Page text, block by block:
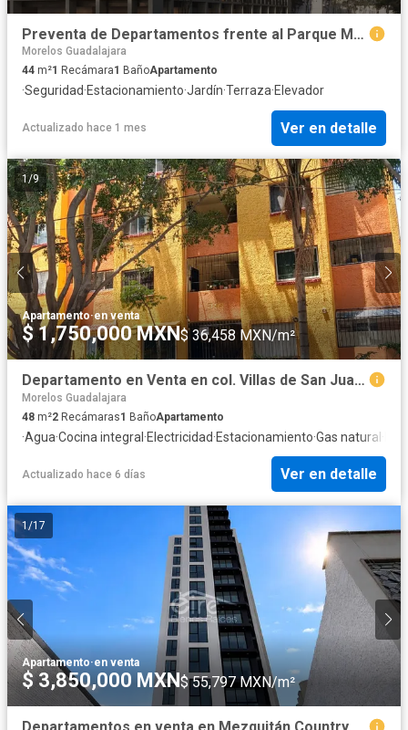
Preventa de Departamentos frente al Parque Morelos
Morelos Guadalajara
44 m²1 Recámara1 BañoApartamento
·Seguridad·Estacionamiento·Jardín·Terraza·Elevador
Actualizado hace 1 mes Ver en detalle
1/9
Apartamento·en venta
$ 1,750,000 MXN$ 36,458 MXN/m²
Departamento en Venta en col. Villas de San Juan, Guadalajara
Morelos Guadalajara
48 m²2 Recámaras1 BañoApartamento
·Agua·Cocina integral ·Electricidad·Estacionamiento·Gas natural
Actualizado hace 6 días Ver en detalle
1/17
Apartamento·en venta
$ 3,850,000 MXN$ 55,797 MXN/m²
Departamentos en venta en Mezquitán Country, Guadalajara | Go Downtown